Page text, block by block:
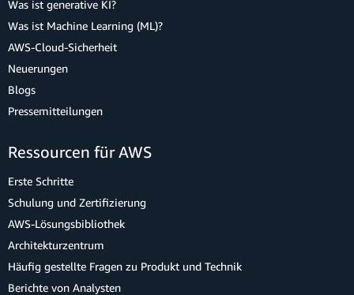
Was ist generative KI?
Was ist Machine Learning (ML)?
AWS-Cloud-Sicherheit
Neuerungen
Blogs
Pressemitteilungen
Ressourcen für AWS
Erste Schritte
Schulung und Zertifizierung
AWS-Lösungsbibliothek
Architekturzentrum
Häufig gestellte Fragen zu Produkt und Technik
Berichte von Analysten